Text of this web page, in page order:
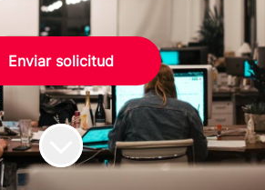
Enviar solicitud